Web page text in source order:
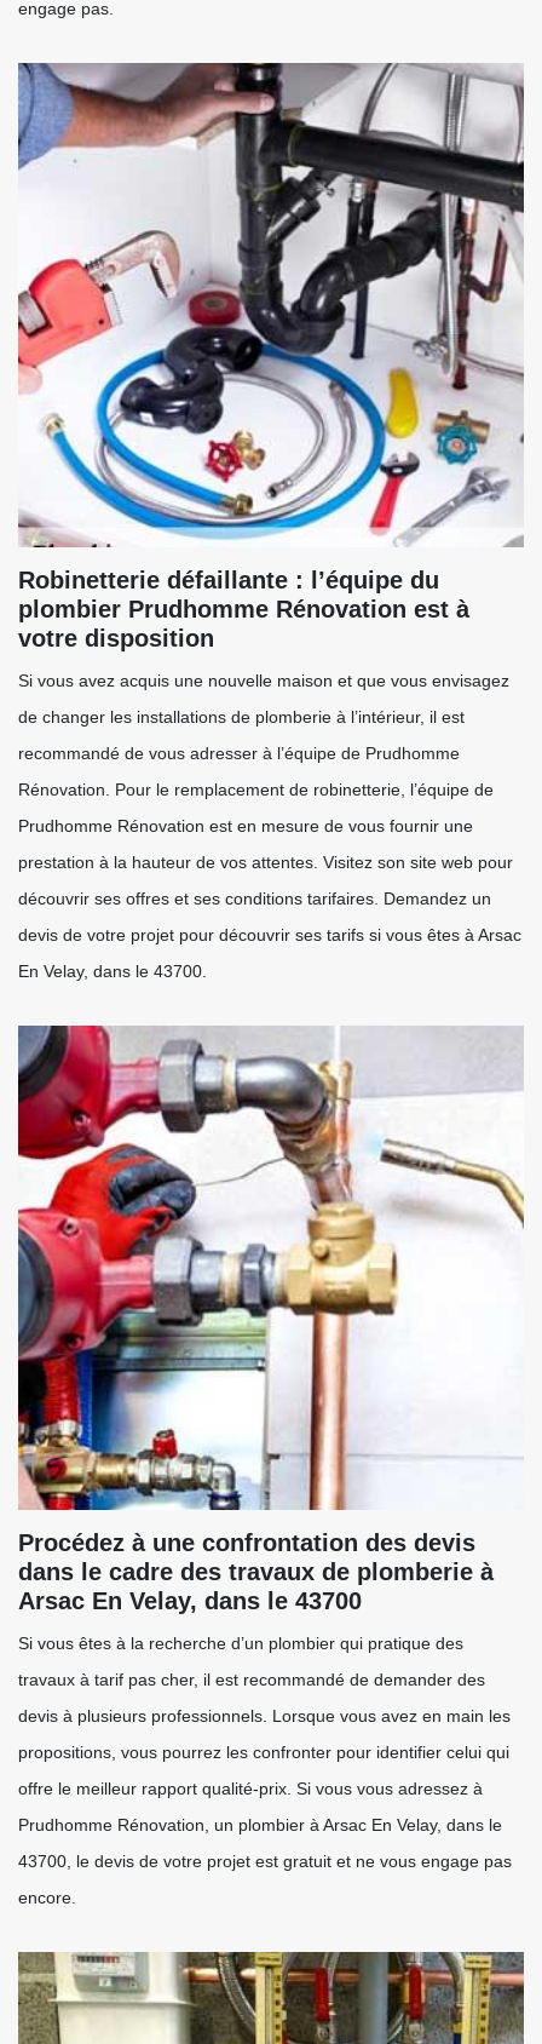
engage pas.
Robinetterie défaillante : l’équipe du
plombier Prudhomme Rénovation est à
votre disposition
Si vous avez acquis une nouvelle maison et que vous envisagez
de changer les installations de plomberie à l’intérieur, il est
recommandé de vous adresser à l’équipe de Prudhomme
Rénovation. Pour le remplacement de robinetterie, l’équipe de
Prudhomme Rénovation est en mesure de vous fournir une
prestation à la hauteur de vos attentes. Visitez son site web pour
découvrir ses offres et ses conditions tarifaires. Demandez un
devis de votre projet pour découvrir ses tarifs si vous êtes à Arsac
En Velay, dans le 43700.
Procédez à une confrontation des devis
dans le cadre des travaux de plomberie à
Arsac En Velay, dans le 43700
Si vous êtes à la recherche d’un plombier qui pratique des
travaux à tarif pas cher, il est recommandé de demander des
devis à plusieurs professionnels. Lorsque vous avez en main les
propositions, vous pourrez les confronter pour identifier celui qui
offre le meilleur rapport qualité-prix. Si vous vous adressez à
Prudhomme Rénovation, un plombier à Arsac En Velay, dans le
43700, le devis de votre projet est gratuit et ne vous engage pas
encore.